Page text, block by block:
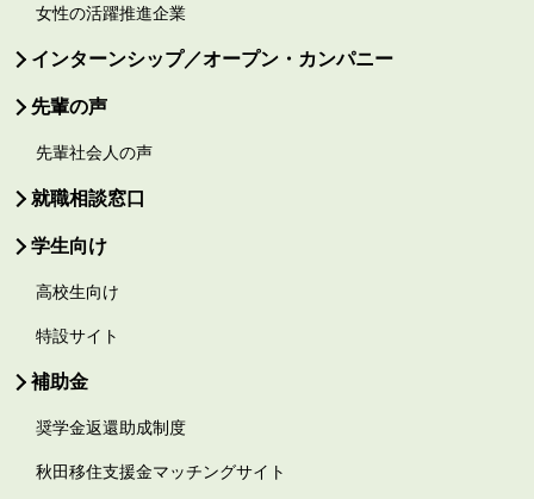
女性の活躍推進企業
インターンシップ／オープン・カンパニー
先輩の声
先輩社会人の声
就職相談窓口
学生向け
高校生向け
特設サイト
補助金
奨学金返還助成制度
秋田移住支援金マッチングサイト